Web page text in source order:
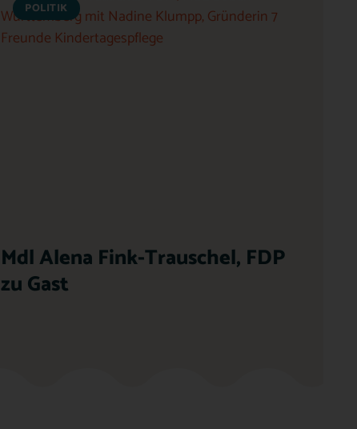
POLITIK
Mdl Alena Fink-Trauschel, FDP
zu Gast